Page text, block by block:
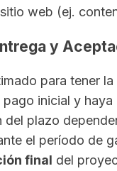
web (ej.
y
para tener
pago inicial y
del plazo
el período de
final del